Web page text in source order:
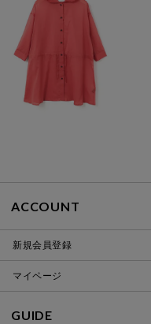
ACCOUNT
新規会員登録
マイページ
GUIDE